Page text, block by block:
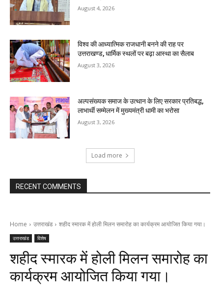
August 4, 2026
विश्व की आध्यात्मिक राजधानी बनने की राह पर
उत्तराखण्ड, धार्मिक स्थलों पर बढ़ा आस्था का सैलाब
August 3, 2026
अल्पसंख्यक समाज के उत्थान के लिए सरकार प्रतिबद्ध,
लाभार्थी सम्मेलन में मुख्यमंत्री धामी का भरोसा
August 3, 2026
Load more
RECENT COMMENTS